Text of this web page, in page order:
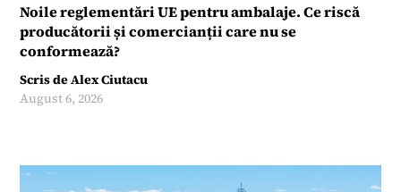
Noile reglementări UE pentru ambalaje. Ce riscă
producătorii și comercianții care nu se
conformează?
Scris deAlex Ciutacu
August 6, 2026